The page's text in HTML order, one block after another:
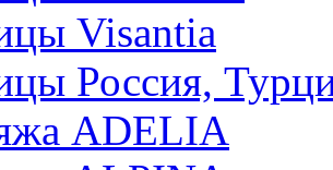
Visantia
Россия,
ADELIA